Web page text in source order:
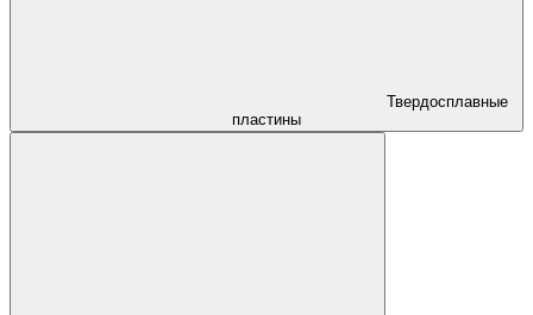
Твердосплавные
пластины